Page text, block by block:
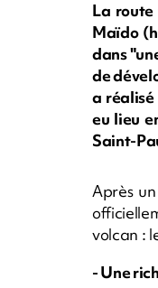
La
Maïdo
dans
de
a
eu lieu
Saint-
Après
volcan :
- Une